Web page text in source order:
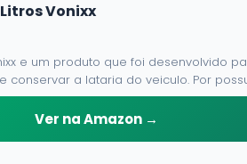
Vonixx
e um produto que foi desenvolvido
conservar a lataria do veiculo. Por
em qualquer superficie sem
Ver na Amazon →